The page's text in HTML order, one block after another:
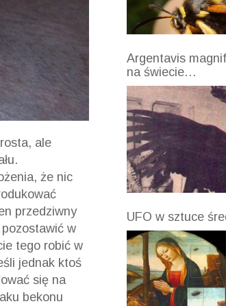
ale
że nic
przedziwny
w
tego robić w
jednak ktoś
się na
bekonu
Argentavis
na świecie…
UFO w sztuce